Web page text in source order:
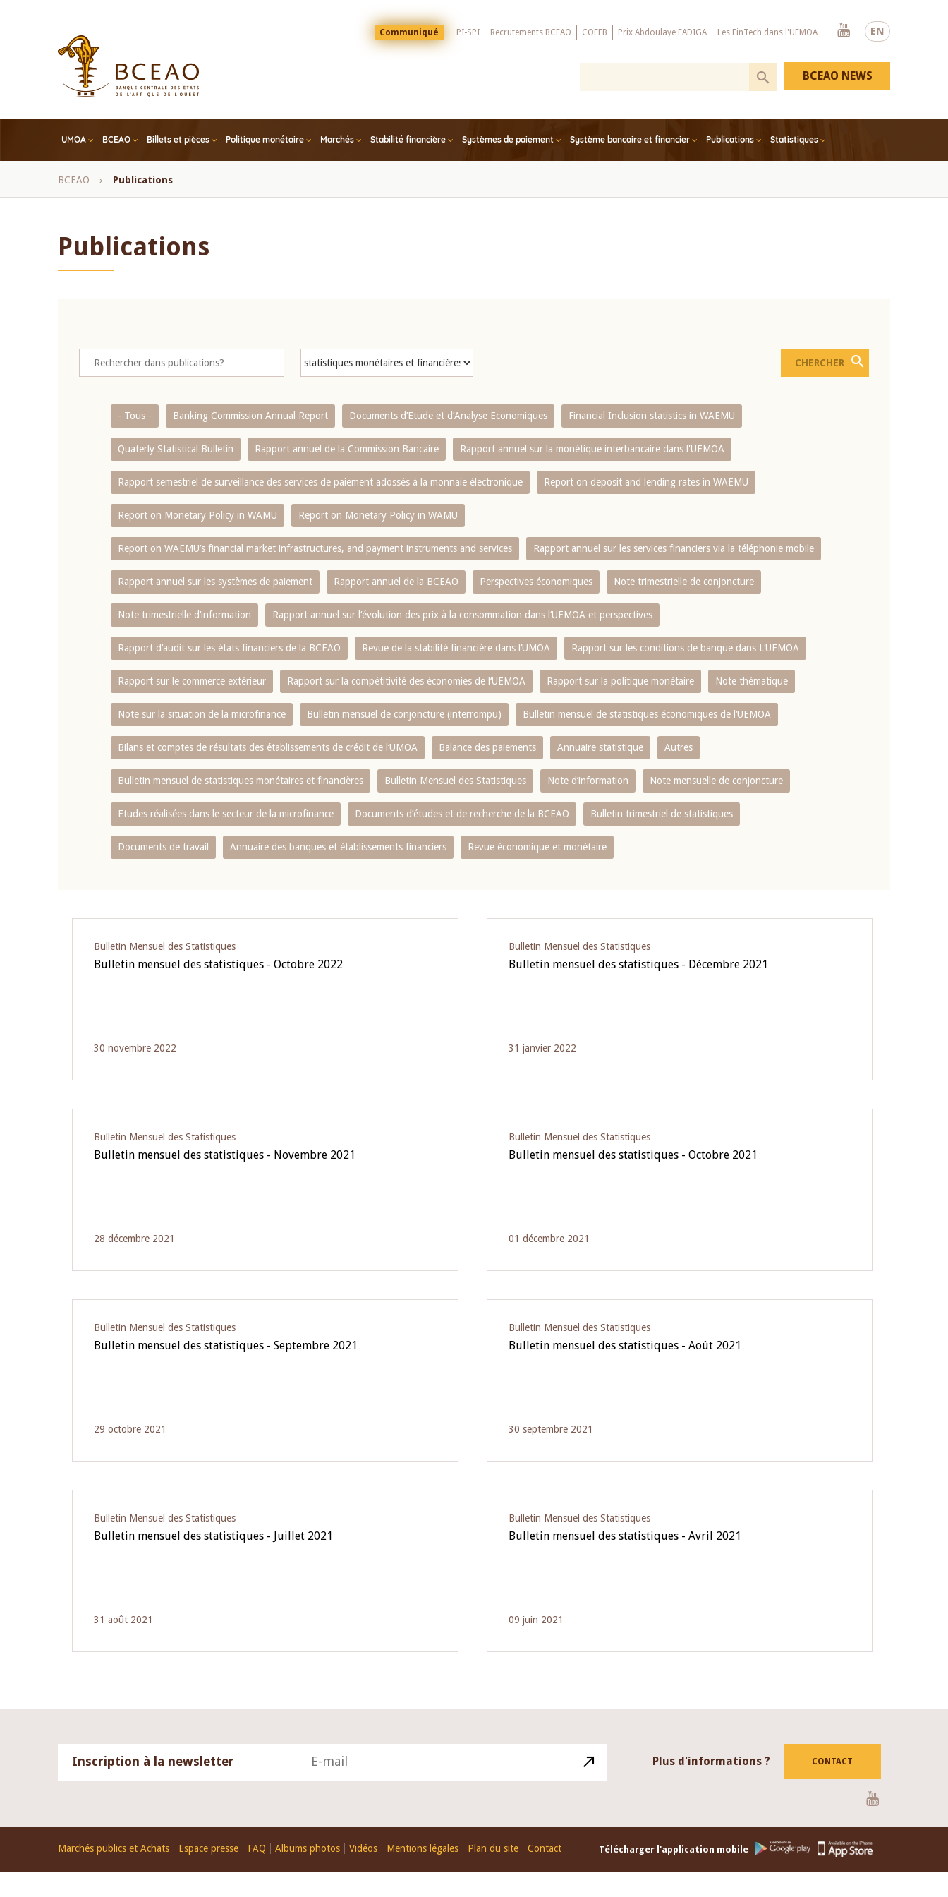
EN
Menu
Top
Communiqué PI-SPI Recrutements BCEAO COFEB Prix Abdoulaye FADIGA Les FinTech dans l'UEMOA
Youtube
UMOA BCEAO Billets et pièces Politique monétaire Marchés Stabilité financière Systèmes de paiement Système bancaire et financier Publications Statistiques
BCEAO NEWS
Fil
BCEAO Publications
Publications
- Tous - Banking Commission Annual Report Documents d’Etude et d’Analyse Economiques Financial Inclusion statistics in WAEMU
Quaterly Statistical Bulletin Rapport annuel de la Commission Bancaire Rapport annuel sur la monétique interbancaire dans l'UEMOA
Rapport semestriel de surveillance des services de paiement adossés à la monnaie électronique Report on deposit and lending rates in WAEMU
Report on Monetary Policy in WAMU Report on Monetary Policy in WAMU
Report on WAEMU’s financial market infrastructures, and payment instruments and services Rapport annuel sur les services financiers via la téléphonie mobile
Rapport annuel sur les systèmes de paiement Rapport annuel de la BCEAO Perspectives économiques Note trimestrielle de conjoncture
Note trimestrielle d‘information Rapport annuel sur l‘évolution des prix à la consommation dans l‘UEMOA et perspectives
Rapport d‘audit sur les états financiers de la BCEAO Revue de la stabilité financière dans l‘UMOA Rapport sur les conditions de banque dans L‘UEMOA
Rapport sur le commerce extérieur Rapport sur la compétitivité des économies de l‘UEMOA Rapport sur la politique monétaire Note thématique
Note sur la situation de la microfinance Bulletin mensuel de conjoncture (interrompu) Bulletin mensuel de statistiques économiques de l‘UEMOA
Bilans et comptes de résultats des établissements de crédit de l‘UMOA Balance des paiements Annuaire statistique Autres
Bulletin mensuel de statistiques monétaires et financières Bulletin Mensuel des Statistiques Note d’information Note mensuelle de conjoncture
Etudes réalisées dans le secteur de la microfinance Documents d’études et de recherche de la BCEAO Bulletin trimestriel de statistiques
Documents de travail Annuaire des banques et établissements financiers Revue économique et monétaire
Bulletin Mensuel des Statistiques
Bulletin mensuel des statistiques - Octobre 2022
30 novembre 2022
Bulletin Mensuel des Statistiques
Bulletin mensuel des statistiques - Décembre 2021
31 janvier 2022
Bulletin Mensuel des Statistiques
Bulletin mensuel des statistiques - Novembre 2021
28 décembre 2021
Bulletin Mensuel des Statistiques
Bulletin mensuel des statistiques - Octobre 2021
01 décembre 2021
Bulletin Mensuel des Statistiques
Bulletin mensuel des statistiques - Septembre 2021
29 octobre 2021
Bulletin Mensuel des Statistiques
Bulletin mensuel des statistiques - Août 2021
30 septembre 2021
Bulletin Mensuel des Statistiques
Bulletin mensuel des statistiques - Juillet 2021
31 août 2021
Bulletin Mensuel des Statistiques
Bulletin mensuel des statistiques - Avril 2021
09 juin 2021
Inscription à la newsletter Plus d'informations ? CONTACT
Footer
menu
Marchés publics et Achats Espace presse FAQ Albums photos Vidéos Mentions légales Plan du site Contact Télécharger l'application mobile